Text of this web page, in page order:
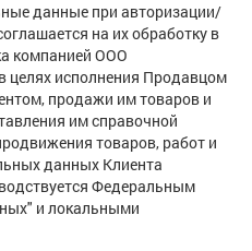
данные при авторизации/
на их обработку в
компанией ООО
целях исполнения Продавцом
продажи им товаров и
им справочной
товаров, работ и
данных Клиента
Федеральным
и локальными